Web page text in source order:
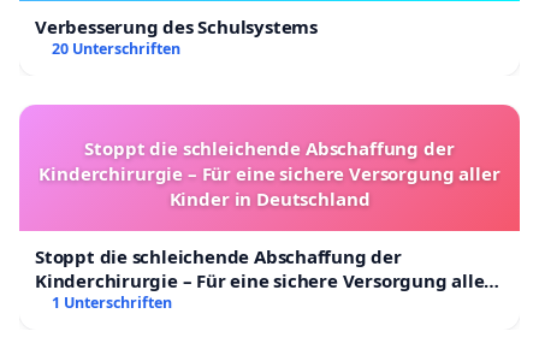
Verbesserung des Schulsystems
20 Unterschriften
Stoppt die schleichende Abschaffung der
Kinderchirurgie – Für eine sichere Versorgung aller
Kinder in Deutschland
Stoppt die schleichende Abschaffung der
Kinderchirurgie – Für eine sichere Versorgung aller
Kinder in Deutschland
1 Unterschriften